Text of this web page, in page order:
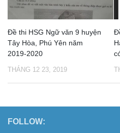
Đề thi HSG Ngữ văn 9 huyện
Tây Hòa, Phú Yên năm
2019-2020
THÁNG 12 23, 2019
FOLLOW: